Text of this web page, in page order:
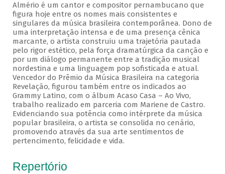
Almério é um cantor e compositor pernambucano que
figura hoje entre os nomes mais consistentes e
singulares da música brasileira contemporânea. Dono de
uma interpretação intensa e de uma presença cênica
marcante, o artista construiu uma trajetória pautada
pelo rigor estético, pela força dramatúrgica da canção e
por um diálogo permanente entre a tradição musical
nordestina e uma linguagem pop sofisticada e atual.
Vencedor do Prêmio da Música Brasileira na categoria
Revelação, figurou também entre os indicados ao
Grammy Latino, com o álbum Acaso Casa – Ao Vivo,
trabalho realizado em parceria com Mariene de Castro.
Evidenciando sua potência como intérprete da música
popular brasileira, o artista se consolida no cenário,
promovendo através da sua arte sentimentos de
pertencimento, felicidade e vida.
Repertório